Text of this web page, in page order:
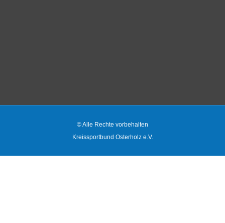
© Alle Rechte vorbehalten
Kreissportbund Osterholz e.V.